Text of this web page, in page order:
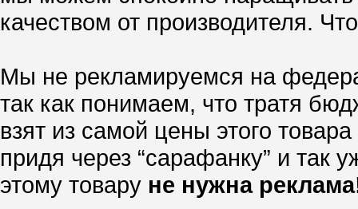
качеством от производителя.
Мы не рекламируемся на
так как понимаем, что тратя
взят из самой цены этого
придя через “сарафанку” и так
этому товару не нужна